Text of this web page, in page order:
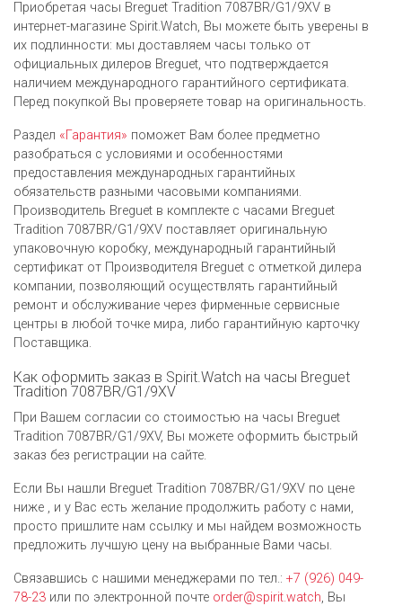
Приобретая часы Breguet Tradition 7087BR/G1/9XV в
интернет-магазине Spirit.Watch, Вы можете быть уверены в
их подлинности: мы доставляем часы только от
официальных дилеров Breguet, что подтверждается
наличием международного гарантийного сертификата.
Перед покупкой Вы проверяете товар на оригинальность.
Раздел «Гарантия» поможет Вам более предметно
разобраться с условиями и особенностями
предоставления международных гарантийных
обязательств разными часовыми компаниями.
Производитель Breguet в комплекте с часами Breguet
Tradition 7087BR/G1/9XV поставляет оригинальную
упаковочную коробку, международный гарантийный
сертификат от Производителя Breguet c отметкой дилера
компании, позволяющий осуществлять гарантийный
ремонт и обслуживание через фирменные сервисные
центры в любой точке мира, либо гарантийную карточку
Поставщика.
Как оформить заказ в Spirit.Watch на часы Breguet
Tradition 7087BR/G1/9XV
При Вашем согласии со стоимостью на часы Breguet
Tradition 7087BR/G1/9XV, Вы можете оформить быстрый
заказ без регистрации на сайте.
Если Вы нашли Breguet Tradition 7087BR/G1/9XV по цене
ниже , и у Вас есть желание продолжить работу с нами,
просто пришлите нам ссылку и мы найдем возможность
предложить лучшую цену на выбранные Вами часы.
Связавшись с нашими менеджерами по тел.: +7 (926) 049-
78-23 или по электронной почте order@spirit.watch, Вы